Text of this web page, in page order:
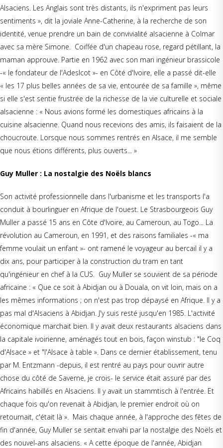
Alsaciens. Les Anglais sont très distants, ils n'expriment pas leurs
sentiments », dit la joviale Anne-Catherine, à la recherche de son
identité, venue prendre un bain de convivialité alsacienne à Colmar
avec sa mère Simone. Coiffée d'un chapeau rose, regard pétillant, la
maman approuve. Partie en 1962 avec son mari ingénieur brassicole
-« le fondateur de l'Adeslcot »- en Côté d'Ivoire, elle a passé dit-elle
« les 17 plus belles années de sa vie, entourée de sa famille », même
si elle s'est sentie frustrée de la richesse de la vie culturelle et sociale
alsacienne : « Nous avions formé les domestiques africains à la
cuisine alsacienne. Quand nous recevions des amis, ils faisaient de la
choucroute. Lorsque nous sommes rentrés en Alsace, il me semble
que nous étions différents, plus ouverts... »
Guy Muller : La nostalgie des Noëls blancs
Son activité professionnelle dans l'urbanisme et les transports l'a
conduit à bourlinguer en Afrique de l'ouest. Le Strasbourgeois Guy
Muller a passé 15 ans en Côte d'Ivoire, au Cameroun, au Togo... La
révolution au Cameroun, en 1991, et des raisons familiales -« ma
femme voulait un enfant »- ont ramené le voyageur au bercail il y a
dix ans, pour participer à la construction du tram en tant
qu'ingénieur en chef à la CUS. Guy Muller se souvient de sa période
africaine : « Que ce soit à Abidjan ou à Douala, on vit loin, mais on a
les mêmes informations ; on n'est pas trop dépaysé en Afrique. Il y a
pas mal d'Alsaciens à Abidjan. J'y suis resté jusqu'en 1985. L'activité
économique marchait bien. Il y avait deux restaurants alsaciens dans
la capitale ivoirienne, aménagés tout en bois, façon winstub : "le Coq
d'Alsace » et "l'Alsace à table ». Dans ce dernier établissement, tenu
par M. Entzmann -depuis, il est rentré au pays pour ouvrir autre
chose du côté de Saverne, je crois- le service était assuré par des
Africains habillés en Alsaciens. Il y avait un stammtisch à l'entrée. Et
chaque fois qu'on revenait à Abidjan, le premier endroit où on
retournait, c'était là ». Mais chaque année, à l'approche des fêtes de
fin d'année, Guy Muller se sentait envahi par la nostalgie des Noëls et
des nouvel-ans alsaciens. « A cette époque de l'année, Abidjan